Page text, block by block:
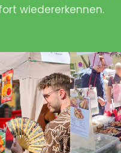
wiedererkennen.